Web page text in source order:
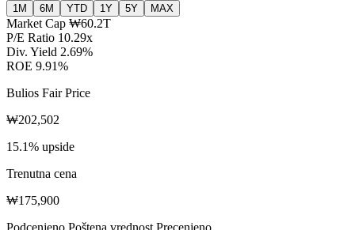
1M 6M YTD 1Y 5Y MAX
Market Cap ₩60.2T
P/E Ratio 10.29x
Div. Yield 2.69%
ROE 9.91%
Bulios Fair Price
₩202,502
15.1% upside
Trenutna cena
₩175,900
Podcenjeno Poštena vrednost Precenjeno